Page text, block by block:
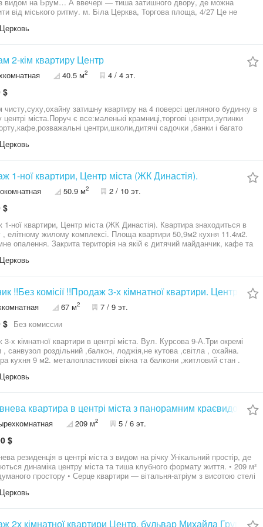
ритму. м. Біла Церква, Торгова площа, 4/27 Це не
Що ви отримуєте: — 2-кімнатна квартира, 44,4 м² —
у деталях: централізоване опалення гаряча
газова колонка (економія і незалежність) встановлені лічильники на
та воду будинок обслуговується ЖЕКом Локація, яку не потрібно
все поруч — супермаркети, кафе, ресторани, школи, садочки,
парк, лікарня, банки та аптеки. Тут живуть ті, хто цінує час і
ціни —
під оренду або власне проживання — можливість зробити ремонт під
переплачувати за чужий Ціна: 48 500 $ 09*********29 Алла ,
нерухомості «Дім Мрій»
2-кім квартиру Центр
40.5 м2 4 / 4 эт.
$
затишну квартиру на 4 поверсі цегляного будинку в
міста.Поруч є все:маленькі крамниці,торгові центри,зупинки
центри,школи,дитячі садочки ,банки і багато
двері,на полу ламінат,у коридорі та кухні і у ванні на полу та стінах
на просмотри.
1-ної квартири, Центр міста (ЖК Династія).
50.9 м2 2 / 10 эт.
$
1-ної квартири, Центр міста (ЖК Династія). Квартира знаходиться в
, елітному жилому комплексі. Площа квартири 50,9м2 кухня 11.4м2.
опалення. Закрита територія на якій є дитячий майданчик, кафе та
ринок, торгівельні центри та інше
!!Без комісії !!Продаж 3-х кімнатної квартири. Центр
67 м2 7 / 9 эт.
$ Без комиссии
х кімнатної квартири в центрі міста. Вул. Курсова 9-А.Три окремі
, санвузол роздільний ,балкон, лоджія,не кутова ,світла , охайна.
9 м2. металопластикові вікна та балкони ,житловий стан .
ринок 20 хвилин пішки.Від власника ,без комісії
квартира в центрі міста з панорамним краєвидом на
209 м2 5 / 6 эт.
$
резиденція в центрі міста з видом на річку Унікальний простір, де
динаміка центру міста та тиша клубного формату життя. • 209 м²
простору • Серце квартири — вітальня-атріум з висотою стелі
планування: — 3 окремі спальні — кабінет для роботи або
у гарному житловому стані, повністю укомплектована меблями та
2х кімнатної квартири Центр, бульвар Михайла